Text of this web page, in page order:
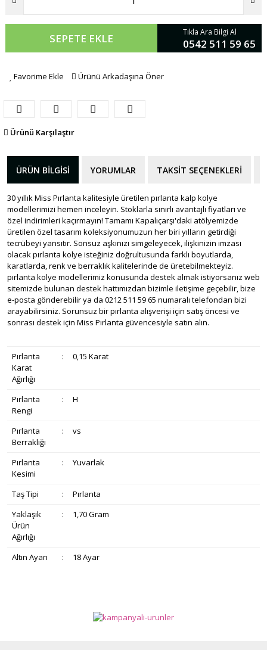
SEPETE EKLE Tıkla Ara Bilgi Al
0542 511 59 65
Favorime Ekle Ürünü Arkadaşına Öner
Ürünü Karşılaştır
ÜRÜN BILGISI YORUMLAR TAKSIT SEÇENEKLERI
30 yıllık Miss Pırlanta kalitesiyle üretilen pırlanta kalp kolye
modellerimizi hemen inceleyin. Stoklarla sınırlı avantajlı fiyatları ve
özel indirimleri kaçırmayın! Tamamı Kapalıçarşı'daki atölyemizde
üretilen özel tasarım koleksiyonumuzun her biri yılların getirdiği
tecrübeyi yansıtır. Sonsuz aşkınızı simgeleyecek, ilişkinizin imzası
olacak pırlanta kolye isteğiniz doğrultusunda farklı boyutlarda,
karatlarda, renk ve berraklık kalitelerinde de üretebilmekteyiz.
pırlanta kolye modellerimiz konusunda destek almak istiyorsanız web
sitemizde bulunan destek hattımızdan bizimle iletişime geçebilir, bize
e-posta gönderebilir ya da 0212 511 59 65 numaralı telefondan bizi
arayabilirsiniz. Sorunsuz bir pırlanta alışverişi için satış öncesi ve
sonrası destek için Miss Pırlanta güvencesiyle satın alın.
Pırlanta
Karat
Ağırlığı
: 0,15 Karat
Pırlanta
Rengi
: H
Pırlanta
Berraklığı
: vs
Pırlanta
Kesimi
: Yuvarlak
Taş Tipi :
Pırlanta
Yaklaşık
Ürün
Ağırlığı
: 1,70 Gram
Altın Ayarı : 18 Ayar
Bu ürüne ilk yorumu siz yapın!
kullanarak tarafımıza iletebilirsiniz.
Ürün hakkında henüz soru sorulmamış.